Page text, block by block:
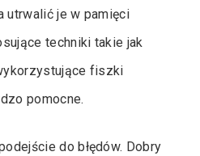
utrwalić je w pamięci
techniki takie jak
fiszki
pomocne.
do błędów. Dobry